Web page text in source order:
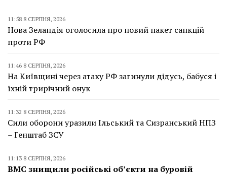
11:58 8 СЕРПНЯ, 2026
Нова Зеландія оголосила про новий пакет санкцій
проти РФ
11:46 8 СЕРПНЯ, 2026
На Київщині через атаку РФ загинули дідусь, бабуся і
їхній трирічний онук
11:32 8 СЕРПНЯ, 2026
Сили оборони уразили Ільський та Сизранський НПЗ
– Генштаб ЗСУ
11:13 8 СЕРПНЯ, 2026
ВМС знищили російські об’єкти на буровій